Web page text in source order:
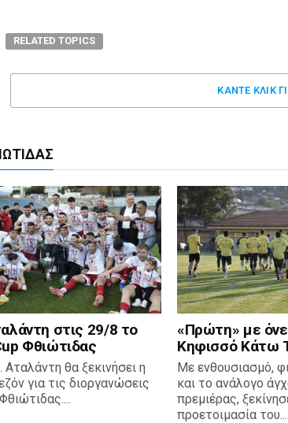
RELATED TOPICS
ΚΑΝΤΕ ΚΛΊΚ
στις 29/8 το
Φθιώτιδας
θα ξεκινήσει η
για τις διοργανώσεις
«Πρώτη» με
Κηφισσό Κάτω
Με ενθουσιασμό,
και το ανάλογο
πρεμιέρας,
προετοιμασία του...